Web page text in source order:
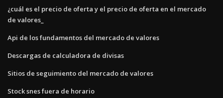
¿cuál es el precio de oferta y el precio de oferta en el mercado
de valores_
Api de los fundamentos del mercado de valores
Descargas de calculadora de divisas
Sitios de seguimiento del mercado de valores
Stock snes fuera de horario